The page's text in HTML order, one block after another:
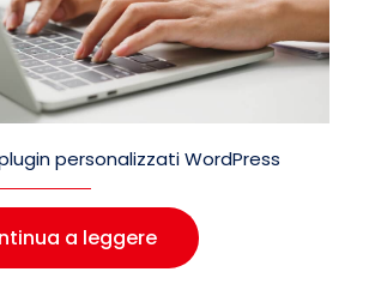
personalizzati WordPress
a leggere